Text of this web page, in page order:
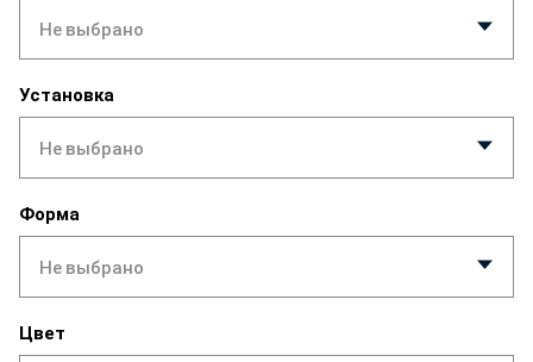
Не выбрано
Установка
Не выбрано
Форма
Не выбрано
Цвет